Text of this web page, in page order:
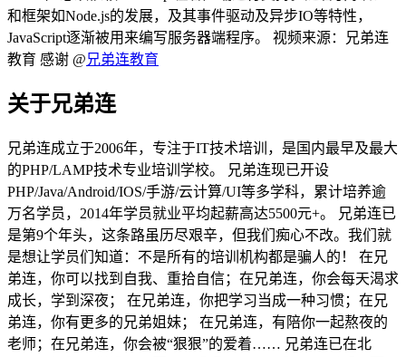
和框架如Node.js的发展，及其事件驱动及异步IO等特性，
JavaScript逐渐被用来编写服务器端程序。 视频来源：兄弟连
教育 感谢 @兄弟连教育
关于兄弟连
兄弟连成立于2006年，专注于IT技术培训，是国内最早及最大
的PHP/LAMP技术专业培训学校。 兄弟连现已开设
PHP/Java/Android/IOS/手游/云计算/UI等多学科，累计培养逾
万名学员，2014年学员就业平均起薪高达5500元+。 兄弟连已
是第9个年头，这条路虽历尽艰辛，但我们痴心不改。我们就
是想让学员们知道：不是所有的培训机构都是骗人的！ 在兄
弟连，你可以找到自我、重拾自信；在兄弟连，你会每天渴求
成长，学到深夜； 在兄弟连，你把学习当成一种习惯；在兄
弟连，你有更多的兄弟姐妹； 在兄弟连，有陪你一起熬夜的
老师；在兄弟连，你会被“狠狠”的爱着…… 兄弟连已在北